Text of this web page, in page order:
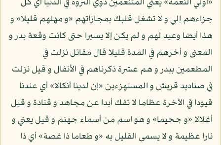
«أولي النعمة» يعني المتنعمين ذوي الثروة في الدنيا أي كل
جزاءهم إلي و لا تشغل قلبك بمجازاتهم «و مهلهم قليلا» و
هذا أيضا وعيد لهم و لم يكن إلا يسيرا حتى كانت وقعة بدر و
المعنى و أخرهم في المدة قليلا قال مقاتل نزلت في
المطعمين ببدر و هم عشرة ذكرناهم في الأنفال و قيل نزلت
في صناديد قريش و المستهزءين «إن لدينا أنكالا» أي عندنا
قيودا في الآخرة عظاما لا تفك أبدا عن مجاهد و قتادة و قيل
أغلالا «و جحيما» و هو اسم من أسماء جهنم و قيل يعني و
نارا عظيمة و لا يسمى القليل به «و طعاما ذا غصة» أي ذا